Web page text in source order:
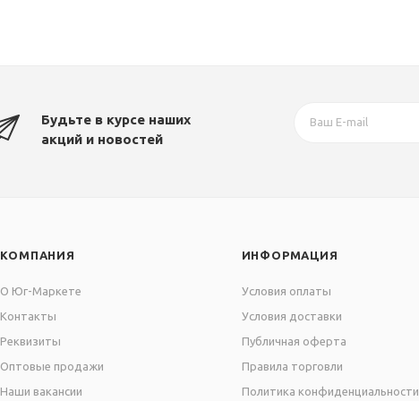
Будьте в курсе наших
акций и новостей
КОМПАНИЯ
О Юг-Маркете
Контакты
Реквизиты
Оптовые продажи
Наши вакансии
ИНФОРМАЦИЯ
Условия оплаты
Условия доставки
Публичная оферта
Правила торговли
Политика конфиденциальности